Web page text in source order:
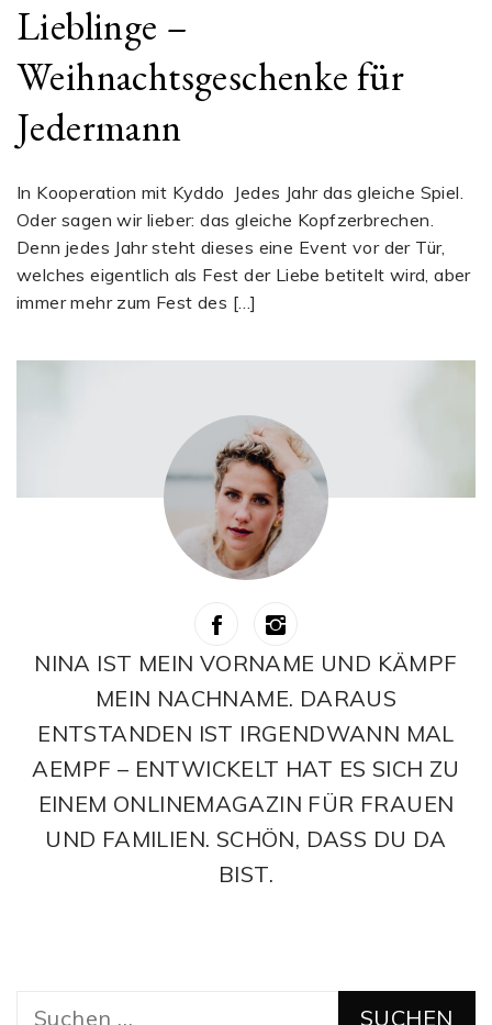
Lieblinge –
Weihnachtsgeschenke für
Jedermann
In Kooperation mit Kyddo Jedes Jahr das gleiche Spiel.
Oder sagen wir lieber: das gleiche Kopfzerbrechen.
Denn jedes Jahr steht dieses eine Event vor der Tür,
welches eigentlich als Fest der Liebe betitelt wird, aber
immer mehr zum Fest des […]
NINA IST MEIN VORNAME UND KÄMPF
MEIN NACHNAME. DARAUS
ENTSTANDEN IST IRGENDWANN MAL
AEMPF – ENTWICKELT HAT ES SICH ZU
EINEM ONLINEMAGAZIN FÜR FRAUEN
UND FAMILIEN. SCHÖN, DASS DU DA
BIST.
Suchen